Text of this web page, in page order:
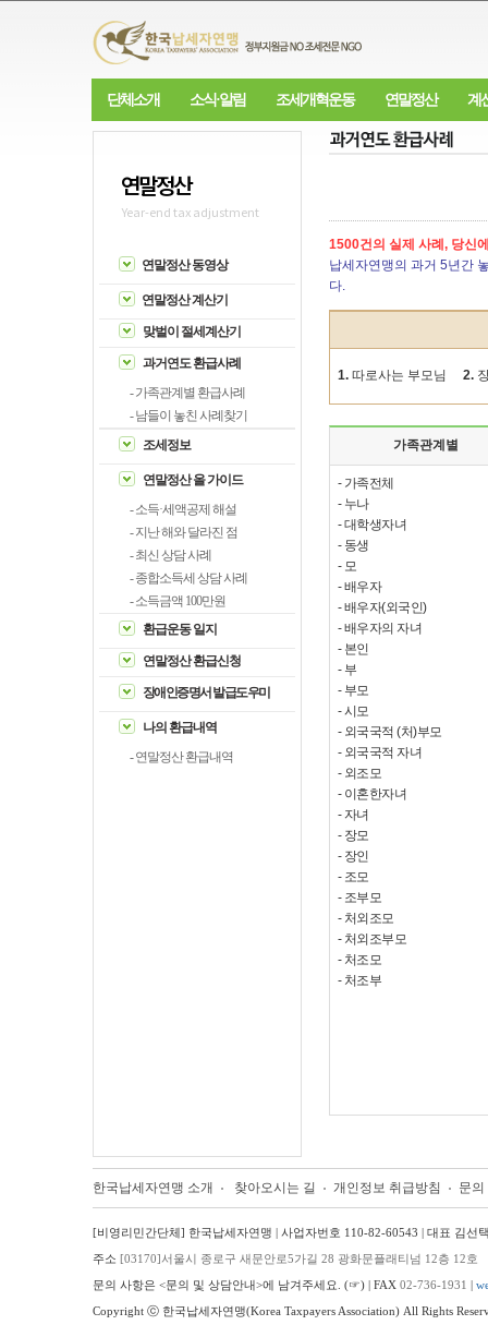
단체소개 소식·알림 조세개혁운동 연말정산 계
연말정산
Year-end tax adjustment
연말정산 동영상
연말정산 계산기
맞벌이 절세계산기
과거연도 환급사례
- 가족관계별 환급사례
- 남들이 놓친 사례찾기
조세정보
연말정산 올 가이드
- 소득·세액공제 해설
- 지난 해와 달라진 점
- 최신 상담 사례
- 종합소득세 상담 사례
- 소득금액 100만원
환급운동 일지
연말정산 환급신청
장애인증명서 발급도우미
나의 환급내역
- 연말정산 환급내역
1500건의 실제 사례, 당신
납세자연맹의 과거 5년간
다.
1. 따로사는 부모님 2.
가족관계별
- 가족전체
- 누나
-대학생자녀
- 동생
- 모
-배우자
-배우자(외국인)
-배우자의 자녀
- 본인
- 부
- 부모
-시모
- 외국국적 (처)부모
- 외국국적 자녀
- 외조모
- 이혼한자녀
- 자녀
- 장모
- 장인
- 조모
- 조부모
- 처외조모
- 처외조부모
- 처조모
- 처조부
한국납세자연맹 소개 찾아오시는 길 개인정보 취급방침 문
[비영리민간단체] 한국납세자연맹 | 사업자번호 110-82-60543 | 대표 김선
주소 [03170]서울시 종로구 새문안로5가길 28 광화문플래티넘 12층 12호
문의 사항은 <문의 및 상담안내>에 남겨주세요. (☞) | FAX 02-736-1931 |
Copyright ⓒ 한국납세자연맹(Korea Taxpayers Association) All Rights